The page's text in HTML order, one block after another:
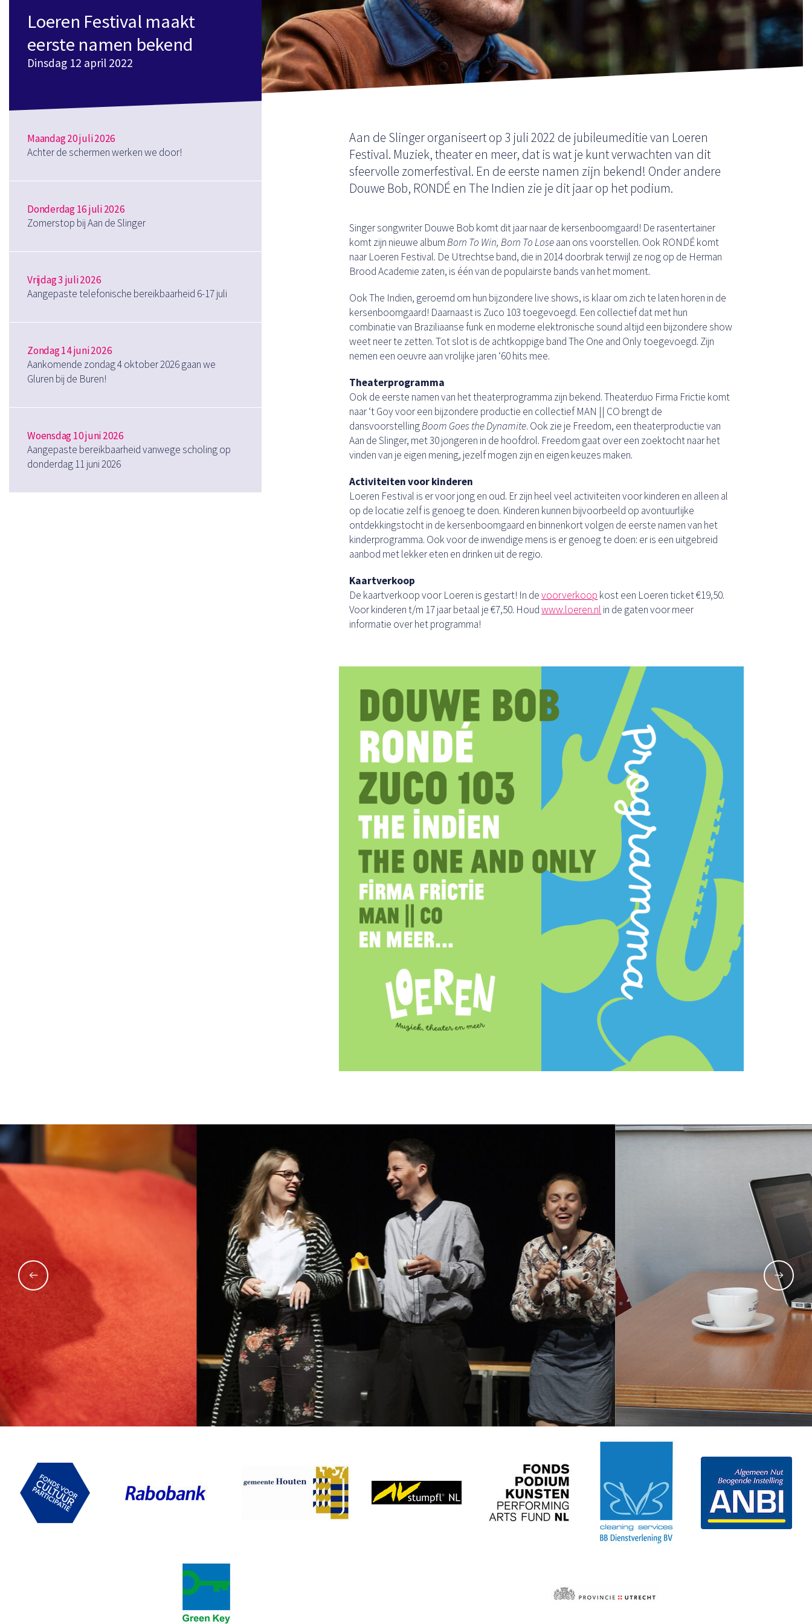
Loeren Festival maakt
eerste namen bekend
Dinsdag 12 april 2022
Maandag 20 juli 2026
Achter de schermen werken we door!
Donderdag 16 juli 2026
Zomerstop bij Aan de Slinger
Vrijdag 3 juli 2026
Aangepaste telefonische bereikbaarheid 6-17 juli
Zondag 14 juni 2026
Aankomende zondag 4 oktober 2026 gaan we
Gluren bij de Buren!
Woensdag 10 juni 2026
Aangepaste bereikbaarheid vanwege scholing op
donderdag 11 juni 2026
Aan de Slinger organiseert op 3 juli 2022 de jubileumeditie van Loeren
Festival. Muziek, theater en meer, dat is wat je kunt verwachten van dit
sfeervolle zomerfestival. En de eerste namen zijn bekend! Onder andere
Douwe Bob, RONDÉ en The Indien zie je dit jaar op het podium.
Singer songwriter Douwe Bob komt dit jaar naar de kersenboomgaard! De rasentertainer
komt zijn nieuwe albumBorn To Win, Born To Loseaan ons voorstellen. Ook RONDÉ komt
naar Loeren Festival. De Utrechtse band, die in 2014 doorbrak terwijl ze nog op de Herman
Brood Academie zaten, is één van de populairste bands van het moment.
Ook The Indien, geroemd om hun bijzondere live shows, is klaar om zich te laten horen in de
kersenboomgaard! Daarnaast is Zuco 103 toegevoegd. Een collectief dat met hun
combinatie van Braziliaanse funk en moderne elektronische sound altijd een bijzondere show
weet neer te zetten. Tot slot is de achtkoppige band The One and Only toegevoegd. Zijn
nemen een oeuvre aan vrolijke jaren ‘60 hits mee.
Theaterprogramma
Ook de eerste namen van het theaterprogramma zijn bekend. Theaterduo Firma Frictie komt
naar ‘t Goy voor een bijzondere productie en collectief MAN || CO brengt de
dansvoorstellingBoom Goes the Dynamite. Ook zie je Freedom, een theaterproductie van
Aan de Slinger, met 30 jongeren in de hoofdrol. Freedom gaat over een zoektocht naar het
vinden van je eigen mening, jezelf mogen zijn en eigen keuzes maken.
Activiteiten voor kinderen
Loeren Festival is er voor jong en oud. Er zijn heel veel activiteiten voor kinderen en alleen al
op de locatie zelf is genoeg te doen. Kinderen kunnen bijvoorbeeld op avontuurlijke
ontdekkingstocht in de kersenboomgaard en binnenkort volgen de eerste namen van het
kinderprogramma. Ook voor de inwendige mens is er genoeg te doen: er is een uitgebreid
aanbod met lekker eten en drinken uit de regio.
Kaartverkoop
De kaartverkoop voor Loeren is gestart! In devoorverkoop kost een Loeren ticket €19,50.
Voor kinderen t/m 17 jaar betaal je €7,50. Houdwww.loeren.nl in de gaten voor meer
informatie over het programma!